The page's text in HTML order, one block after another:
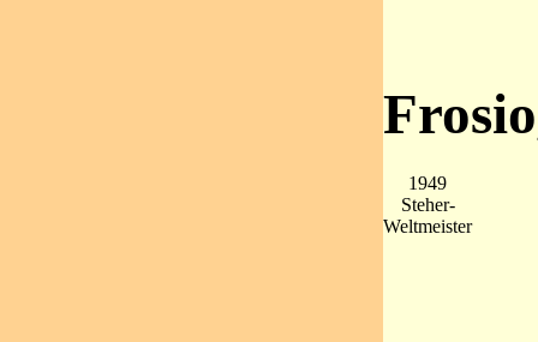
1949
Steher-
Weltmeister